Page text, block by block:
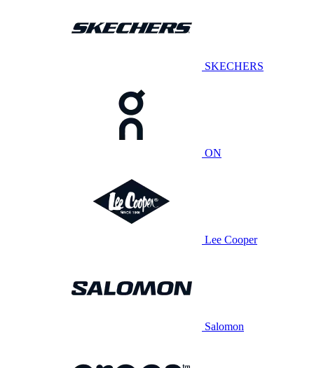
SKECHERS
ON
Lee Cooper
Salomon